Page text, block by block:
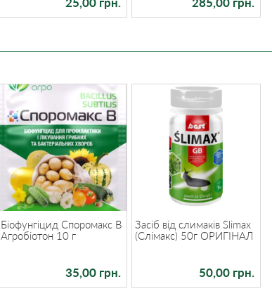
Біофунгіцид Споромакс В
Агробіотон 10 г
35,00 грн.
Засіб від слимаків Slimax
(Слімакс) 50г ОРИГІНАЛ
50,00 грн.